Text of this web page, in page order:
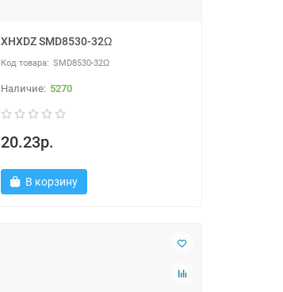
XHXDZ SMD8530-32Ω
SMD8530-32Ω
5270
20.23р.
В корзину